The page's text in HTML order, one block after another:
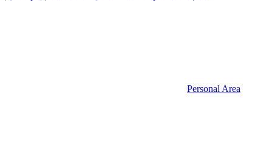
Personal Area